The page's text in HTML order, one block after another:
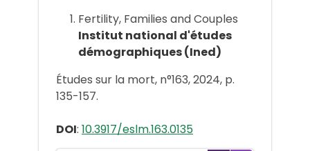
Fertility, Families and Couples
Institut national d'études
démographiques (Ined)
Études sur la mort, n°163, 2024, p.
135-157.
DOI: 10.3917/eslm.163.0135